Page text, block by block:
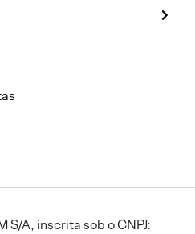
S/A, inscrita sob o CNPJ: